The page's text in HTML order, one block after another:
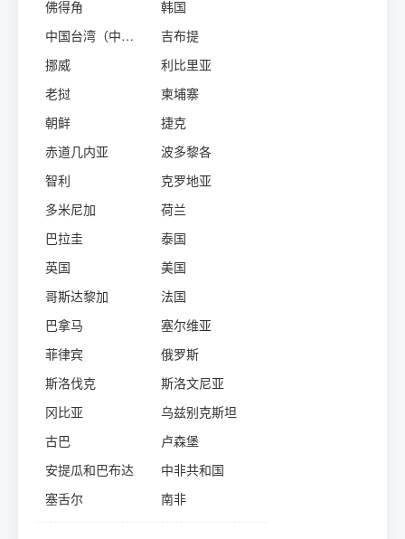
佛得角
韩国
中国台湾（中华民国）
吉布提
挪威
利比里亚
老挝
柬埔寨
朝鲜
捷克
赤道几内亚
波多黎各
智利
克罗地亚
多米尼加
荷兰
巴拉圭
泰国
英国
美国
哥斯达黎加
法国
巴拿马
塞尔维亚
菲律宾
俄罗斯
斯洛伐克
斯洛文尼亚
冈比亚
乌兹别克斯坦
古巴
卢森堡
安提瓜和巴布达
中非共和国
塞舌尔
南非